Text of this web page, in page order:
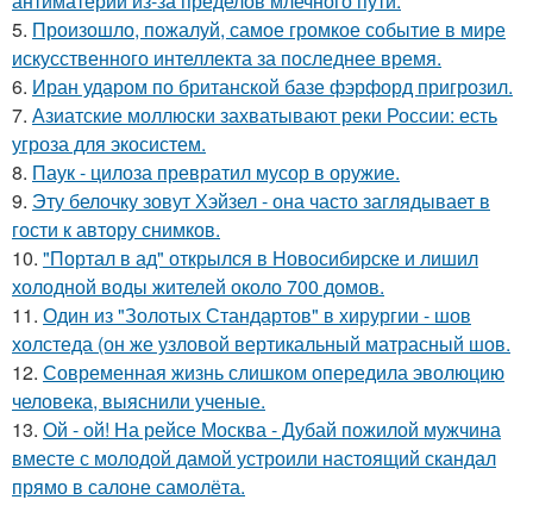
5. Произошло, пожалуй, самое громкое событие в мире
искусственного интеллекта за последнее время.
6. Иран ударом по британской базе фэрфорд пригрозил.
7. Азиатские моллюски захватывают реки России: есть
угроза для экосистем.
8. Паук - цилоза превратил мусор в оружие.
9. Эту белочку зовут Хэйзел - она часто заглядывает в
гости к автору снимков.
10. "Портал в ад" открылся в Новосибирске и лишил
холодной воды жителей около 700 домов.
11. Один из "Золотых Стандартов" в хирургии - шов
холстеда (он же узловой вертикальный матрасный шов.
12. Современная жизнь слишком опередила эволюцию
человека, выяснили ученые.
13. Ой - ой! На рейсе Москва - Дубай пожилой мужчина
вместе с молодой дамой устроили настоящий скандал
прямо в салоне самолёта.